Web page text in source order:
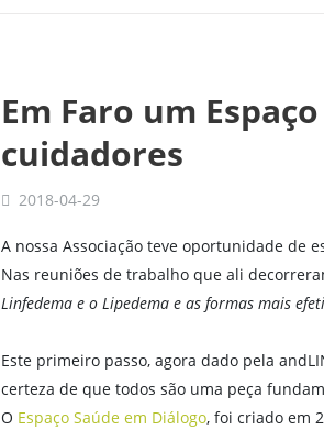
Em Faro um
cuidadores
2018-04-29
A nossa Associação teve oportunidade de
Nas reuniões de trabalho que ali
Linfedema e o Lipedema e as formas mais
Este primeiro passo, agora dado pela
certeza de que todos são uma peça
O EspaçoSaúde em Diálogo, foi criado em